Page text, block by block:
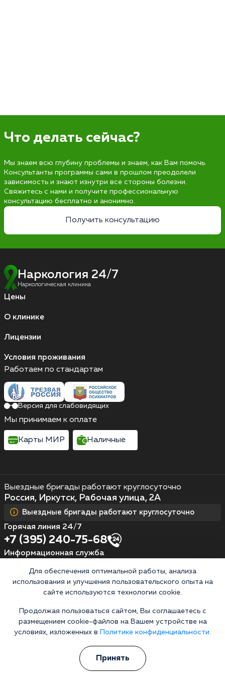
Что делать сейчас?
Мы знаем всю глубину проблемы и знаем, как Вам помочь.
Консультанты программы сами в прошлом преодолели
зависимость и знают изнутри все стороны болезни.
Свяжитесь с нами и получите профессиональную
консультацию бесплатно и анонимно.
Получить консультацию
Наркология 24/7
Наркологическая клиника
Цены
О клинике
Лицензии
Условия проживания
Кодирование алкоголизма
Кодирование от алкоголя на дому
Зашиться от алкоголизма
Кодирование уколом
Выездные бригады работают круглосуточно
Россия, Иркутск, Рабочая улица, 2А
Выездные бригады работают круглосуточно
Горячая линия 24/7
+7 (395) 240-75-68
Информационная служба
Перезвоните мне
Работаем по стандартам
Версия для слабовидящих
Мы принимаем к оплате
Карты МИР Наличные
Для обеспечения оптимальной работы, анализа
использования и улучшения пользовательского опыта на
сайте используются технологии cookie.
Продолжая пользоваться сайтом, Вы соглашаетесь с
размещением cookie-файлов на Вашем устройстве на
условиях, изложенных в
Политике конфиденциальности.
Принять